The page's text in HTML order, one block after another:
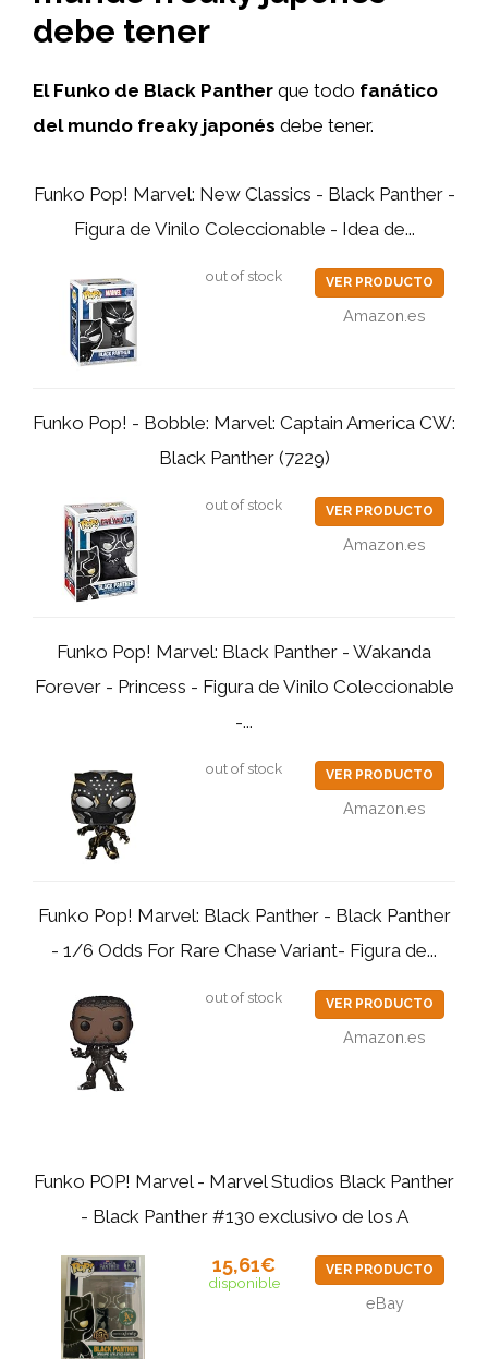
debe tener
El Funko de Black Panther que todo fanático
del mundo freaky japonés debe tener.
Funko Pop! Marvel: New Classics - Black Panther -
Figura de Vinilo Coleccionable - Idea de...
out of stock VER PRODUCTO
Amazon.es
Funko Pop! - Bobble: Marvel: Captain America CW:
Black Panther (7229)
out of stock VER PRODUCTO
Amazon.es
Funko Pop! Marvel: Black Panther - Wakanda
Forever - Princess - Figura de Vinilo Coleccionable
-...
out of stock VER PRODUCTO
Amazon.es
Funko Pop! Marvel: Black Panther - Black Panther
- 1/6 Odds For Rare Chase Variant- Figura de...
out of stock VER PRODUCTO
Amazon.es
Funko POP! Marvel - Marvel Studios Black Panther
- Black Panther #130 exclusivo de los A
15,61€
disponible
VER PRODUCTO
eBay